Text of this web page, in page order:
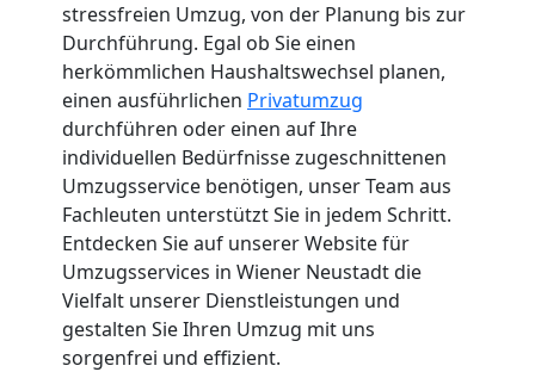
stressfreien Umzug, von der Planung bis zur
Durchführung. Egal ob Sie einen
herkömmlichen Haushaltswechsel planen,
einen ausführlichen Privatumzug
durchführen oder einen auf Ihre
individuellen Bedürfnisse zugeschnittenen
Umzugsservice benötigen, unser Team aus
Fachleuten unterstützt Sie in jedem Schritt.
Entdecken Sie auf unserer Website für
Umzugsservices in Wiener Neustadt die
Vielfalt unserer Dienstleistungen und
gestalten Sie Ihren Umzug mit uns
sorgenfrei und effizient.